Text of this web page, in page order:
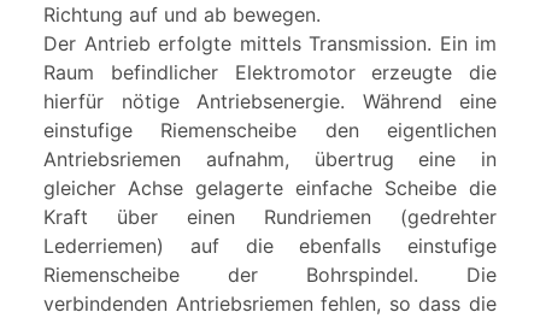
Richtung auf und ab bewegen.
Der Antrieb erfolgte mittels Transmission. Ein im
Raum befindlicher Elektromotor erzeugte die
hierfür nötige Antriebsenergie. Während eine
einstufige Riemenscheibe den eigentlichen
Antriebsriemen aufnahm, übertrug eine in
gleicher Achse gelagerte einfache Scheibe die
Kraft über einen Rundriemen (gedrehter
Lederriemen) auf die ebenfalls einstufige
Riemenscheibe der Bohrspindel. Die
verbindenden Antriebsriemen fehlen, so dass die